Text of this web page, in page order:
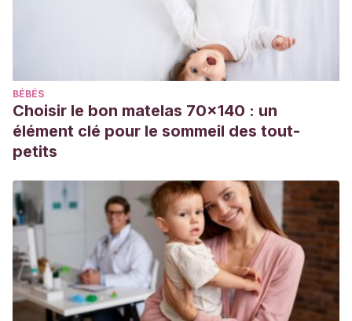
https://www.aacademica.org/silvia.espanol/18
(2003). Cantar aos bebés: das práticas
de cantar durante a prestação de cuidados e dos efeitos
de uma canção de embalar no sono dos bebés.
https://repositorio-
aberto.up.pt/bitstream/10216/23386/2/29977.pdf
Shifres, F.
(2011). La expresión en el canto dirigido al
http://sedici.unlp.edu.ar/handle/10915/53363
BÉBÉS
Choisir le bon matelas 70x140 : un
élément clé pour le sommeil des tout-
petits